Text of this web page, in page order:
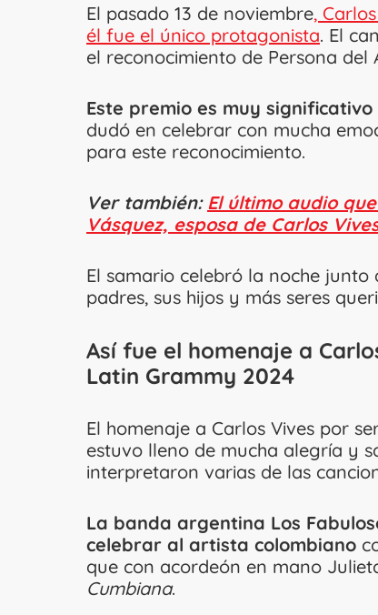
El pasado 13 de noviembre,
él fue el único protagonista. El
el reconocimiento de Persona del
Este premio es muy
dudó en celebrar con mucha
para este reconocimiento.
Ver también: El último audio
Vásquez, esposa de Carlos
El samario celebró la noche junto
padres, sus hijos y más seres
Así fue el homenaje a
Latin Grammy 2024
El homenaje a Carlos Vives por
estuvo lleno de mucha alegría y
interpretaron varias de las
La banda argentina Los
celebrar al artista colombiano
que con acordeón en mano
Cumbiana.